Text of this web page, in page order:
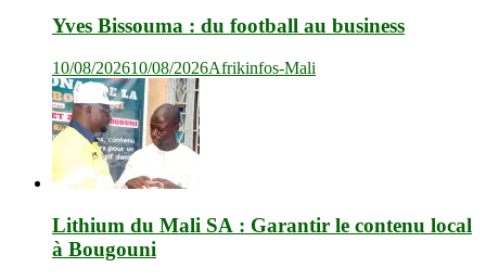
Yves Bissouma : du football au business
10/08/202610/08/2026Afrikinfos-Mali
Lithium du Mali SA : Garantir le contenu local
à Bougouni